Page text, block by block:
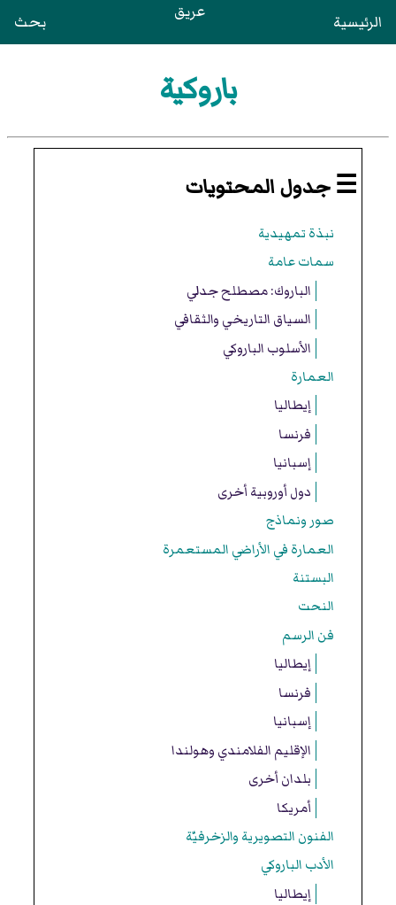
الرئيسية عريق بحث
باروكية
☰ جدول المحتويات
نبذة تمهيدية
سمات عامة
الباروك: مصطلح جدلي
السياق التاريخي والثقافي
الأسلوب الباروكي
العمارة
إيطاليا
فرنسا
إسبانيا
دول أوروبية أخرى
صور ونماذج
العمارة في الأراضي المستعمرة
البستنة
النحت
فن الرسم
إيطاليا
فرنسا
إسبانيا
الإقليم الفلامندي وهولندا
بلدان أخرى
أمريكا
الفنون التصويرية والزخرفيّة
الأدب الباروكي
إيطاليا